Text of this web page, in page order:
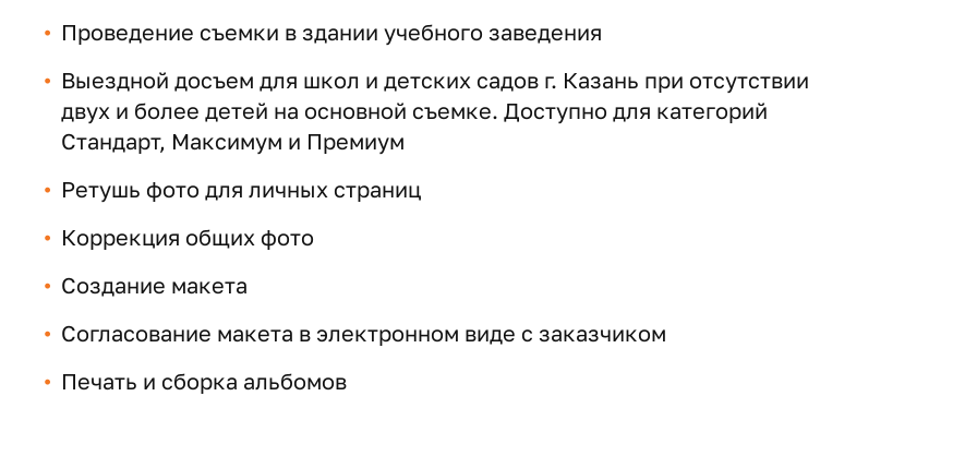
Проведение съемки в здании учебного заведения
Выездной досъем для школ и детских садов г. Казань при отсутствии
двух и более детей на основной съемке. Доступно для категорий
Стандарт, Максимум и Премиум
Ретушь фото для личных страниц
Коррекция общих фото
Создание макета
Согласование макета в электронном виде с заказчиком
Печать и сборка альбомов